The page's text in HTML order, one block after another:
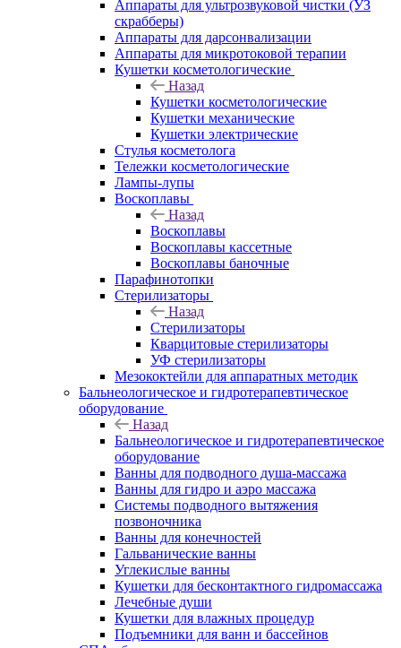
Аппараты для ультрозвуковой чистки (УЗ
скрабберы)
Аппараты для дарсонвализации
Аппараты для микротоковой терапии
Кушетки косметологические
Назад
Кушетки косметологические
Кушетки механические
Кушетки электрические
Стулья косметолога
Тележки косметологические
Лампы-лупы
Воскоплавы
Назад
Воскоплавы
Воскоплавы кассетные
Воскоплавы баночные
Парафинотопки
Стерилизаторы
Назад
Стерилизаторы
Кварцитовые стерилизаторы
УФ стерилизаторы
Мезококтейли для аппаратных методик
Бальнеологическое и гидротерапевтическое
оборудование
Назад
Бальнеологическое и гидротерапевтическое
оборудование
Ванны для подводного душа-массажа
Ванны для гидро и аэро массажа
Системы подводного вытяжения
позвоночника
Ванны для конечностей
Гальванические ванны
Углекислые ванны
Кушетки для бесконтактного гидромассажа
Лечебные души
Кушетки для влажных процедур
Подъемники для ванн и бассейнов